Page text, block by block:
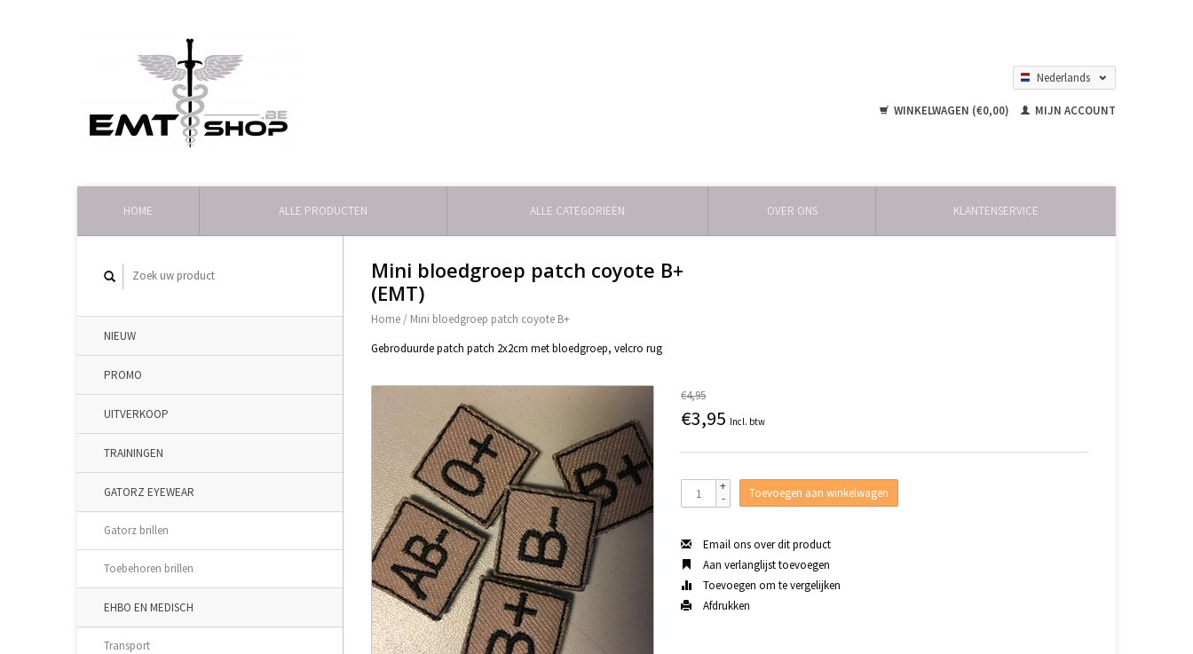
Nederlands
WINKELWAGEN (€0,00)
MIJN ACCOUNT
HOME ALLE PRODUCTEN ALLE CATEGORIEËN OVER ONS KLANTENSERVICE
NIEUW
PROMO
UITVERKOOP
TRAININGEN
GATORZ EYEWEAR
Gatorz brillen
Toebehoren brillen
EHBO EN MEDISCH
Transport
Mini bloedgroep patch coyote B+
(EMT)
Home / Mini bloedgroep patch coyote B+
Gebroduurde patch patch 2x2cm met bloedgroep, velcro rug
€4,95
€3,95 Incl. btw
+
-
Toevoegen aan winkelwagen
Email ons over dit product
Aan verlanglijst toevoegen
Toevoegen om te vergelijken
Afdrukken